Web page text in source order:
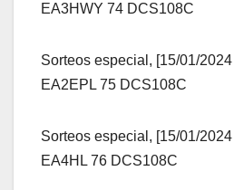
EA3HWY 74 DCS108C
Sorteos especial, [15/01/2024
EA2EPL 75 DCS108C
Sorteos especial, [15/01/2024
EA4HL 76 DCS108C